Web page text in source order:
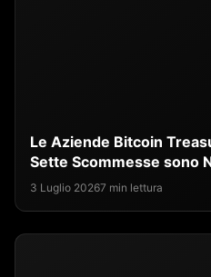
Le Aziende Bitcoin
Sette Scommesse sono
3 Luglio 20267 min lettura